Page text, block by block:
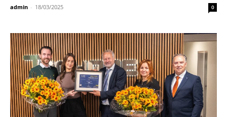
admin - 18/03/2025 0